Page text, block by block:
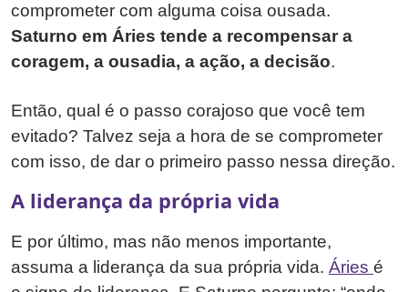
comprometer com alguma coisa ousada.
Saturno em Áries tende a recompensar a
coragem, a ousadia, a ação, a decisão.
Então, qual é o passo corajoso que você tem
evitado? Talvez seja a hora de se comprometer
com isso, de dar o primeiro passo nessa direção.
A liderança da própria vida
E por último, mas não menos importante,
assuma a liderança da sua própria vida. Áries é